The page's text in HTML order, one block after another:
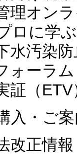
理オン
ロに学
水汚染
ォーラ
証（
入・ご案
改正情報